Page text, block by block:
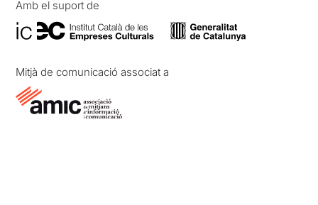
Amb el suport de
Mitjà de comunicació associat a